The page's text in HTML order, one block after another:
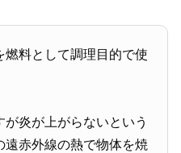
燃料として調理目的で使
炎が上がらないという
遠赤外線の熱で物体を焼